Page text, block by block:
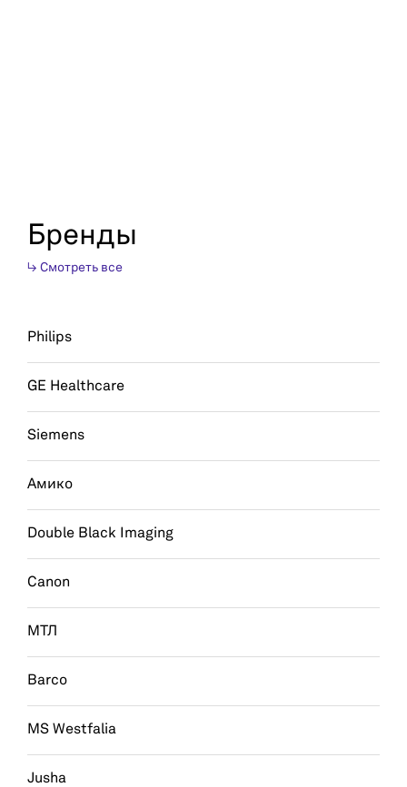
Бренды
↳ Смотреть все
Philips
GE Healthcare
Siemens
Амико
Double Black Imaging
Canon
МТЛ
Barco
MS Westfalia
Jusha